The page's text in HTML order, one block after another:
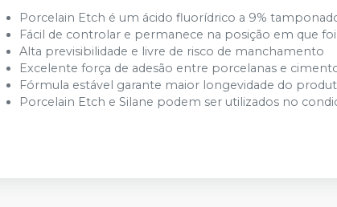
Porcelain Etch é um ácido fluorídrico a 9%
Fácil de controlar e permanece na posição em que
Alta previsibilidade e livre de risco de manchamento
Excelente força de adesão entre porcelanas e
Fórmula estável garante maior longevidade do
Porcelain Etch e Silane podem ser utilizados no